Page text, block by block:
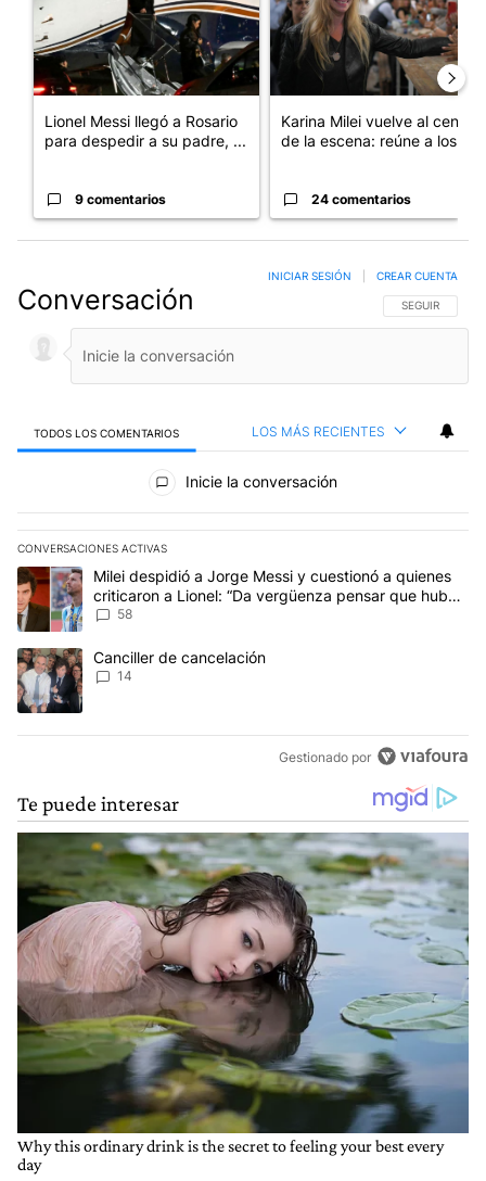
Lionel Messi llegó a Rosario
para despedir a su padre, ...
9 comentarios
Karina Milei vuelve al centro
de la escena: reúne a los...
24 comentarios
Conversación SIGA ESTA
SEGUIR
INICIAR SESIÓN CREAR CUENTA
TODOS LOS COMENTARIOS LOS MÁS RECIENTES
Todos los comentarios
Inicie la conversación
CONVERSACIONES ACTIVAS
Este listado muestra los artículos con más comentarios en los
Un artículo de tendencia con el título "Milei despidió a Jorge
Milei despidió a Jorge Messi y cuestionó a quienes
criticaron a Lionel: “Da vergüenza pensar que hubo
anti-Messi”
58
Un artículo de tendencia con el título "Canciller de cancelación"
Canciller de cancelación
14
Gestionado por